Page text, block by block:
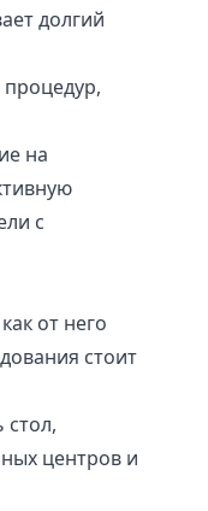
долгий
на
с
от него
стоит
центров и